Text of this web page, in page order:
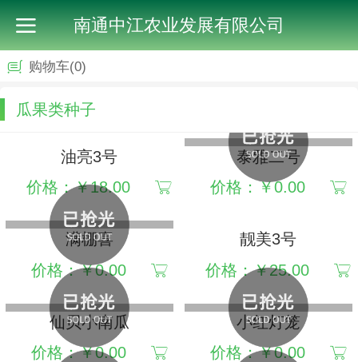
南通中江农业发展有限公司
购物车(0)
瓜果类种子
油亮3号
价格：￥18.00
泰雅二号
价格：￥0.00
满棚喜
价格：￥0.00
靓美3号
价格：￥25.00
仙贝小南瓜
价格：￥0.00
小红灯笼
价格：￥0.00